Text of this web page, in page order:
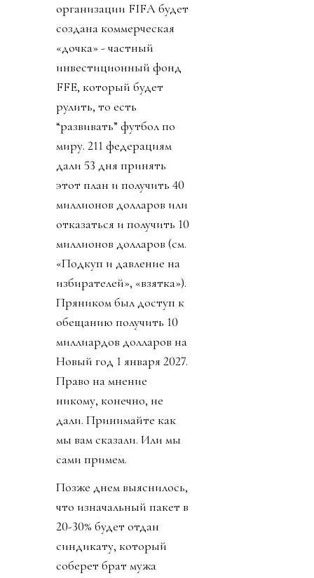
организации FIFA будет
создана коммерческая
«дочка» - частный
инвестиционный фонд
FFE, который будет
рулить, то есть
“развивать” футбол по
миру. 211 федерациям
дали 53 дня принять
этот план и получить 40
миллионов долларов или
отказаться и получить 10
миллионов долларов (см.
«Подкуп и давление на
избирателей», «взятка»).
Пряником был доступ к
обещанию получить 10
миллиардов долларов на
Новый год 1 января 2027.
Право на мнение
никому, конечно, не
дали. Принимайте как
мы вам сказали. Или мы
сами примем.
Позже днем выяснилось,
что изначальный пакет в
20-30% будет отдан
синдикату, который
соберет брат мужа